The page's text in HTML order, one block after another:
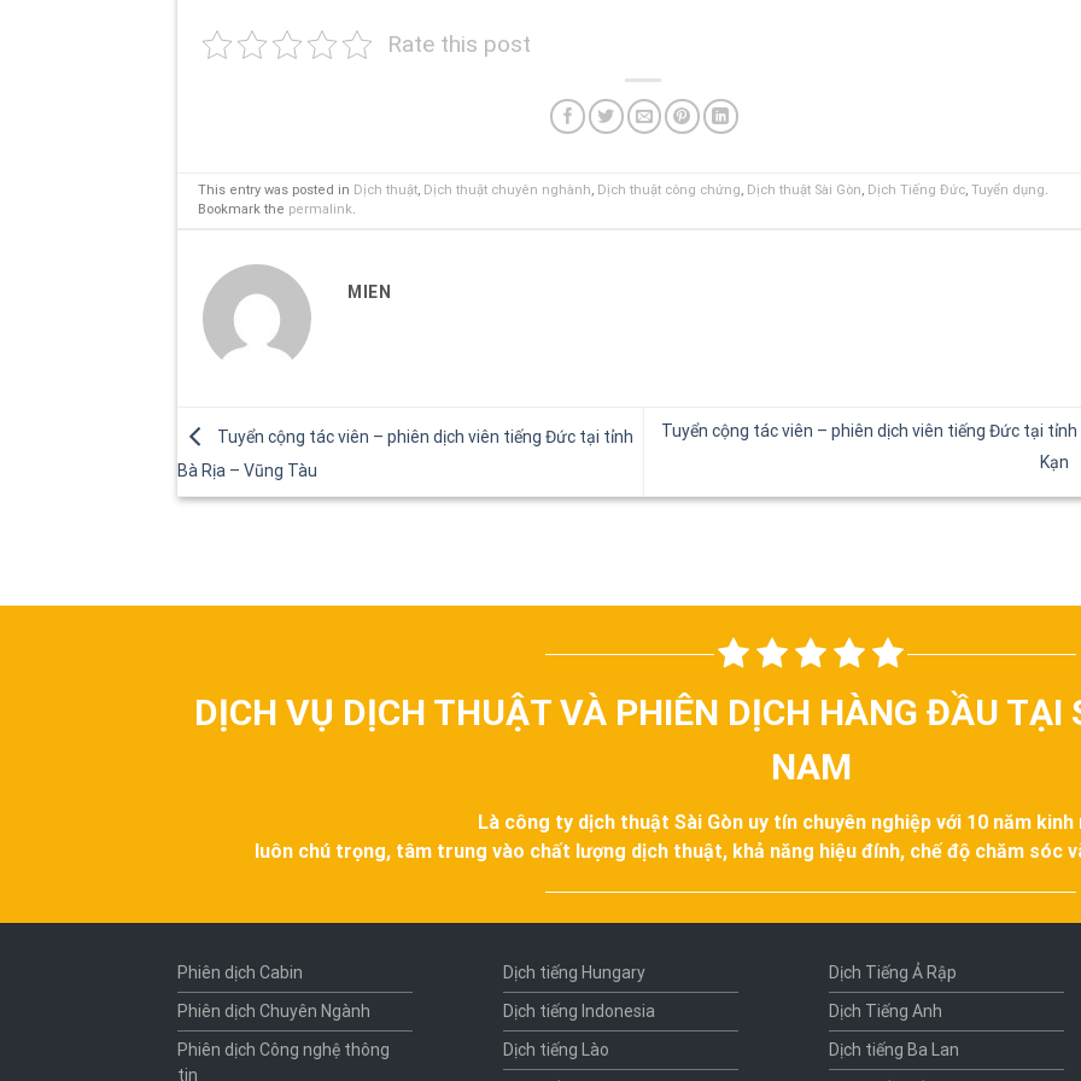
Rate this post
This entry was posted in Dịch thuật, Dịch thuật chuyên nghành, Dịch thuật công chứng, Dịch thuật Sài Gòn, Dịch Tiếng Đức, Tuyển dụng.
Bookmark the permalink.
MIEN
Tuyển cộng tác viên – phiên dịch viên tiếng Đức tại tỉnh
Bà Rịa – Vũng Tàu
Tuyển cộng tác viên – phiên dịch viên tiếng Đức tại tỉnh
Kạn
DỊCH VỤ DỊCH THUẬT VÀ PHIÊN DỊCH HÀNG ĐẦU TẠI
NAM
Là công ty dịch thuật Sài Gòn uy tín chuyên nghiệp với 10 năm kinh
luôn chú trọng, tâm trung vào chất lượng dịch thuật, khả năng hiệu đính, chế độ chăm sóc
Phiên dịch Cabin
Phiên dịch Chuyên Ngành
Phiên dịch Công nghệ thông
tin
Dịch tiếng Hungary
Dịch tiếng Indonesia
Dịch tiếng Lào
Dịch Tiếng Ả Rập
Dịch Tiếng Anh
Dịch tiếng Ba Lan